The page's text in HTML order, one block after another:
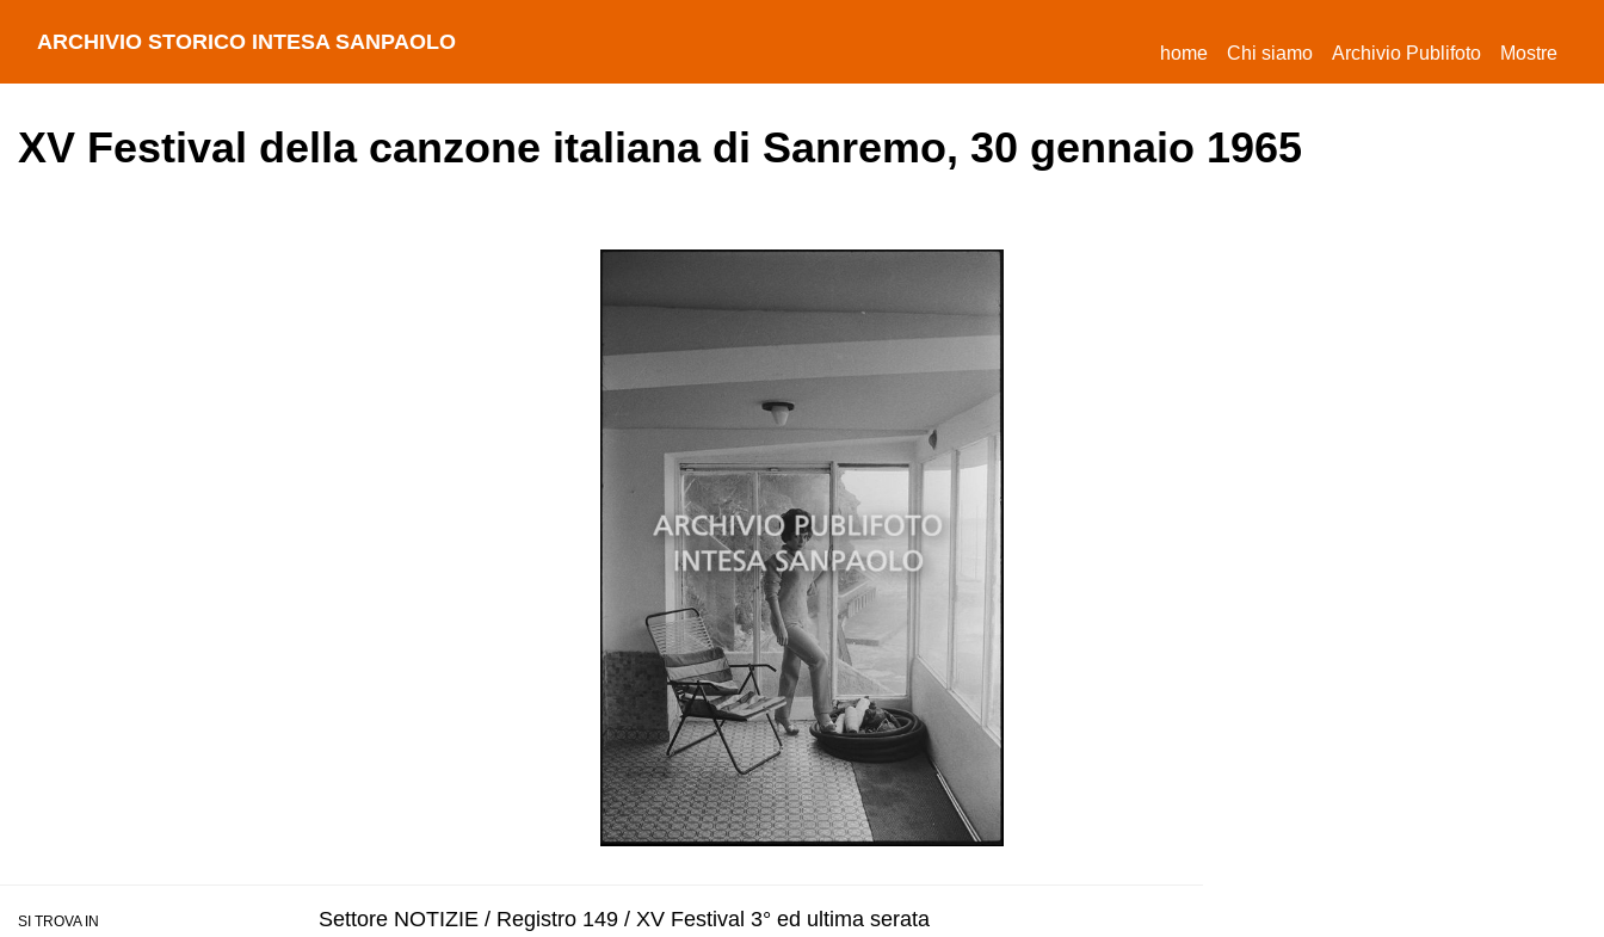
ARCHIVIO STORICO INTESA SANPAOLO home(current)
Chi siamo Archivio Publifoto Mostre
XV Festival della canzone italiana di Sanremo, 30 gennaio 1965
SI TROVA IN Settore NOTIZIE / Registro 149 / XV Festival 3° ed ultima serata